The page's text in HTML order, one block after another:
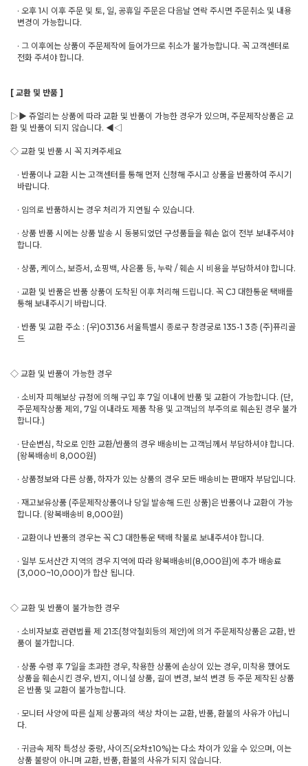
· 오후 1시 이후 주문 및 토, 일, 공휴일 주문은 다음날 연락 주시면 주문취소 및 내용
변경이 가능합니다.
· 그 이후에는 상품이 주문제작에 들어가므로 취소가 불가능합니다. 꼭 고객센터로
전화 주셔야 합니다.
[ 교환 및 반품 ]
▷▶ 쥬얼리는 상품에 따라 교환 및 반품이 가능한 경우가 있으며, 주문제작상품은 교
환 및 반품이 되지 않습니다. ◀◁
◇ 교환 및 반품 시 꼭 지켜주세요
· 반품이나 교환 시는 고객센터를 통해 먼저 신청해 주시고 상품을 반품하여 주시기
바랍니다.
· 임의로 반품하시는 경우 처리가 지연될 수 있습니다.
· 상품 반품 시에는 상품 발송 시 동봉되었던 구성품들을 훼손 없이 전부 보내주셔야
합니다.
· 상품, 케이스, 보증서, 쇼핑백, 사은품 등, 누락 / 훼손 시 비용을 부담하셔야 합니다.
· 교환 및 반품은 반품 상품이 도착된 이후 처리해 드립니다. 꼭 CJ 대한통운 택배를
통해 보내주시기 바랍니다.
· 반품 및 교환 주소 : (우)03136 서울특별시 종로구 창경궁로 135-1 3층 (주)퓨리골
드
◇ 교환 및 반품이 가능한 경우
· 소비자 피해보상 규정에 의해 구입 후 7일 이내에 반품 및 교환이 가능합니다. (단,
주문제작상품 제외, 7일 이내라도 제품 착용 및 고객님의 부주의로 훼손된 경우 불가
합니다.)
· 단순변심, 착오로 인한 교환/반품의 경우 배송비는 고객님께서 부담하셔야 합니다.
(왕복배송비 8,000원)
· 상품정보와 다른 상품, 하자가 있는 상품의 경우 모든 배송비는 판매자 부담입니다.
· 재고보유상품 (주문제작상품이나 당일 발송해 드린 상품)은 반품이나 교환이 가능
합니다. (왕복배송비 8,000원)
· 교환이나 반품의 경우는 꼭 CJ 대한통운 택배 착불로 보내주셔야 합니다.
· 일부 도서산간 지역의 경우 지역에 따라 왕복배송비(8,000원)에 추가 배송료
(3,000~10,000)가 합산 됩니다.
◇ 교환 및 반품이 불가능한 경우
· 소비자보호 관련법률 제 21조(청약철회등의 제안)에 의거 주문제작상품은 교환, 반
품이 불가합니다.
· 상품 수령 후 7일을 초과한 경우, 착용한 상품에 손상이 있는 경우, 미착용 했어도
상품을 훼손시킨 경우, 반지, 이니셜 상품, 길이 변경, 보석 변경 등 주문 제작된 상품
은 반품 및 교환이 불가능합니다.
· 모니터 사양에 따른 실제 상품과의 색상 차이는 교환, 반품, 환불의 사유가 아닙니
다.
· 귀금속 제작 특성상 중량, 사이즈(오차±10%)는 다소 차이가 있을 수 있으며, 이는
상품 불량이 아니며 교환, 반품, 환불의 사유가 되지 않습니다.